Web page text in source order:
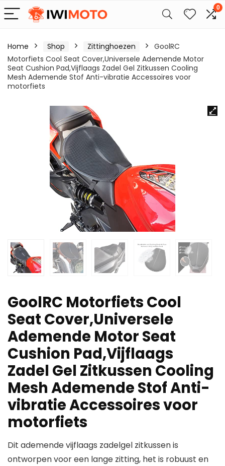
0
Home Shop Zittinghoezen
GoolRC
Motorfiets Cool Seat Cover,Universele Ademende Motor
Seat Cushion Pad,Vijflaags Zadel Gel Zitkussen Cooling
Mesh Ademende Stof Anti-vibratie Accessoires voor
motorfiets
GoolRC Motorfiets Cool
Seat Cover,Universele
Ademende Motor Seat
Cushion Pad,Vijflaags
Zadel Gel Zitkussen Cooling
Mesh Ademende Stof Anti-
vibratie Accessoires voor
motorfiets
Dit ademende vijflaags zadelgel zitkussen is
ontworpen voor een lange zitting, het is robuust en